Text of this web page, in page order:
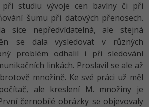
studiu vývoje cen bavlny či při
šumu při datových přenosech.
sice nepředvídatelná, ale stejná
se dala vysledovat v různých
problém odhalil i při sledování
linkách. Proslavil se ale až
množině. Ke své práci už měl
ale kreslení M. množiny je
černobílé obrázky se objevovaly